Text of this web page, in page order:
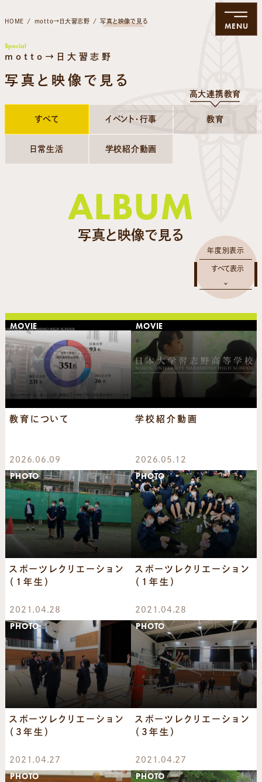
MENU
HOME motto→日大習志野 写真と映像で見る
Special
motto→日大習志野
写真と映像で見る
すべて イベント・行事
高大連携教育
教育
日常生活 学校紹介動画
ALBUM
写真と映像で見る
年度別表示
MOVIE
教育について
2026.06.09
MOVIE
学校紹介動画
2026.05.12
PHOTO
スポーツレクリエーション
（1年生）
2021.04.28
PHOTO
スポーツレクリエーション
（1年生）
2021.04.28
PHOTO
スポーツレクリエーション
（3年生）
2021.04.27
PHOTO
スポーツレクリエーション
（3年生）
2021.04.27
PHOTO PHOTO